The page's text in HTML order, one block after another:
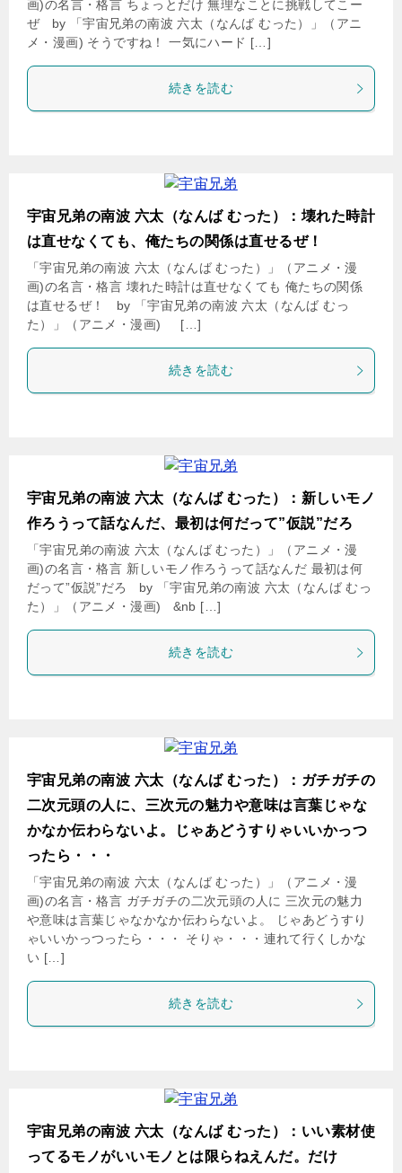
画)の名言・格言 ちょっとだけ 無理なことに挑戦してこー
ぜ by 「宇宙兄弟の南波 六太（なんば むった）」（アニ
メ・漫画) そうですね！ 一気にハード […]
続きを読む
宇宙兄弟の南波 六太（なんば むった）：壊れた時計
は直せなくても、俺たちの関係は直せるぜ！
「宇宙兄弟の南波 六太（なんば むった）」（アニメ・漫
画)の名言・格言 壊れた時計は直せなくても 俺たちの関係
は直せるぜ！ by 「宇宙兄弟の南波 六太（なんば むっ
た）」（アニメ・漫画) […]
続きを読む
宇宙兄弟の南波 六太（なんば むった）：新しいモノ
作ろうって話なんだ、最初は何だって”仮説”だろ
「宇宙兄弟の南波 六太（なんば むった）」（アニメ・漫
画)の名言・格言 新しいモノ作ろうって話なんだ 最初は何
だって”仮説”だろ by 「宇宙兄弟の南波 六太（なんば むっ
た）」（アニメ・漫画) &nb […]
続きを読む
宇宙兄弟の南波 六太（なんば むった）：ガチガチの
二次元頭の人に、三次元の魅力や意味は言葉じゃな
かなか伝わらないよ。じゃあどうすりゃいいかっつ
ったら・・・
「宇宙兄弟の南波 六太（なんば むった）」（アニメ・漫
画)の名言・格言 ガチガチの二次元頭の人に 三次元の魅力
や意味は言葉じゃなかなか伝わらないよ。 じゃあどうすり
ゃいいかっつったら・・・ そりゃ・・・連れて行くしかな
い […]
続きを読む
宇宙兄弟の南波 六太（なんば むった）：いい素材使
ってるモノがいいモノとは限らねえんだ。だけ